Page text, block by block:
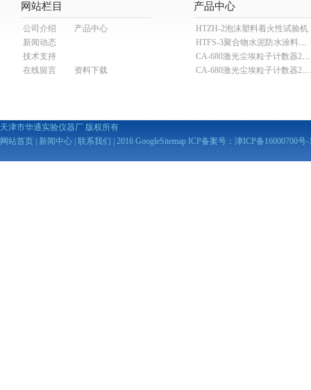
网站栏目
公司介绍
产品中心
新闻动态
技术支持
在线留言
资料下载
产品中心
HTZH-2泡沫塑料着火性试验机
HTFS-3聚合物水泥防水涂料分散机
CA-680激光尘埃粒子计数器28.3L
CA-680激光尘埃粒子
天津市华通实验仪器厂 版权所有
网站首页
新闻中心 联系我们 | 2016 GoogleSitemap ICP备案号： 津ICP备16000700号-